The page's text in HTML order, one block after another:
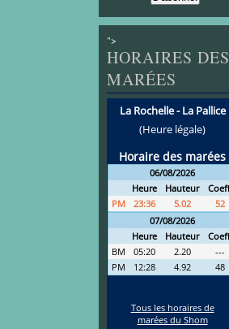
">
HORAIRES DES
MARÉES